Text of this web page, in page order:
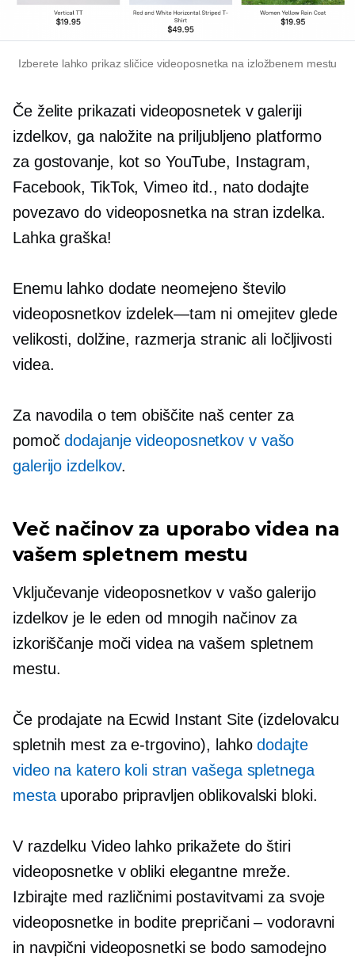
Izberete lahko prikaz sličice videoposnetka na izložbenem mestu
Če želite prikazati videoposnetek v galeriji
izdelkov, ga naložite na priljubljeno platformo
za gostovanje, kot so YouTube, Instagram,
Facebook, TikTok, Vimeo itd., nato dodajte
povezavo do videoposnetka na stran izdelka.
Lahka graška!
Enemu lahko dodate neomejeno število
videoposnetkov izdelek—tam ni omejitev glede
velikosti, dolžine, razmerja stranic ali ločljivosti
videa.
Za navodila o tem obiščite naš center za
pomočdodajanje videoposnetkov v vašo
galerijo izdelkov.
Več načinov za uporabo videa na
vašem spletnem mestu
Vključevanje videoposnetkov v vašo galerijo
izdelkov je le eden od mnogih načinov za
izkoriščanje moči videa na vašem spletnem
mestu.
Če prodajate na Ecwid Instant Site (izdelovalcu
spletnih mest za e-trgovino), lahkododajte
video na katero koli stran vašega spletnega
mestauporabo pripravljen oblikovalski bloki.
V razdelku Video lahko prikažete do štiri
videoposnetke v obliki elegantne mreže.
Izbirajte med različnimi postavitvami za svoje
videoposnetke in bodite prepričani – vodoravni
in navpični videoposnetki se bodo samodejno